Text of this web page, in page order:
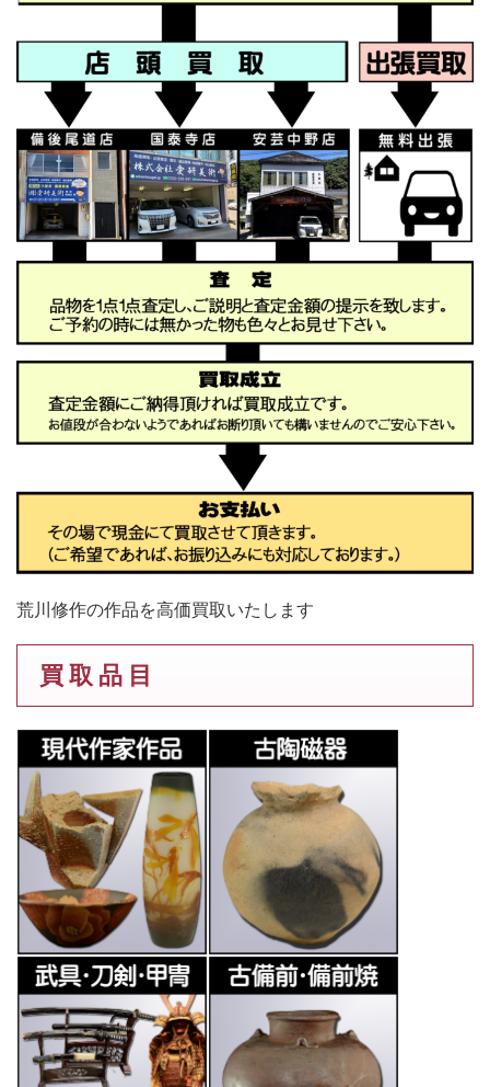
荒川修作の作品を高価買取いたします
買 取 品 目